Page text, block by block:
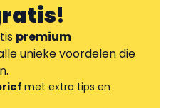
!
premium
unieke voordelen die
met extra tips en